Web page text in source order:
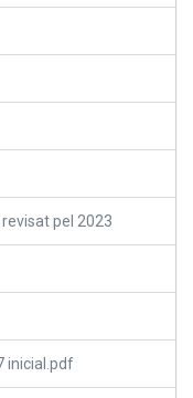
pel 2023
inicial.pdf